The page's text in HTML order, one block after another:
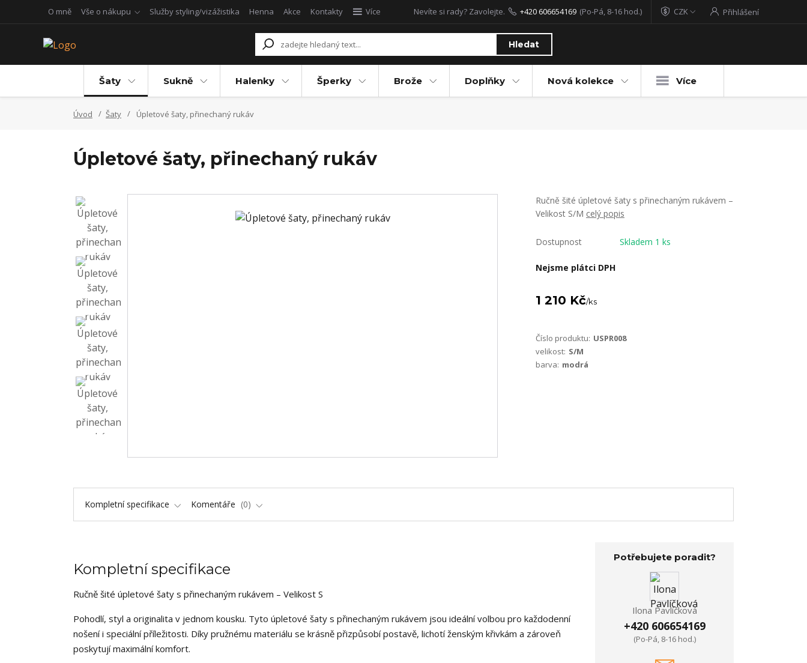
O mně Vše o nákupu Služby styling/vizážistika Henna Akce Kontakty Více CZK Přihlášení
Hledat
Nevíte si rady? Zavolejte. +420 606654169 (Po-Pá, 8-16 hod.)
Šaty Sukně Halenky Šperky Brože Doplňky Nová kolekce Více
Úvod Šaty Úpletové šaty, přinechaný rukáv
Úpletové šaty, přinechaný rukáv
Ručně šité úpletové šaty s přinechaným rukávem –
Velikost S/M celý popis
Dostupnost Skladem 1 ks
Nejsme plátci DPH
1 210 Kč/ks
Číslo produktu: USPR008
velikost: S/M
barva: modrá
Kompletní specifikace Komentáře 0
Kompletní specifikace
Ručně šité úpletové šaty s přinechaným rukávem – Velikost S
Pohodlí, styl a originalita v jednom kousku. Tyto úpletové šaty s přinechaným rukávem jsou ideální volbou pro každodenní
nošení i speciální příležitosti. Díky pružnému materiálu se krásně přizpůsobí postavě, lichotí ženským křivkám a zároveň
poskytují maximální komfort.
Potřebujete poradit?
Ilona Pavlíčková
+420 606654169
(Po-Pá, 8-16 hod.)